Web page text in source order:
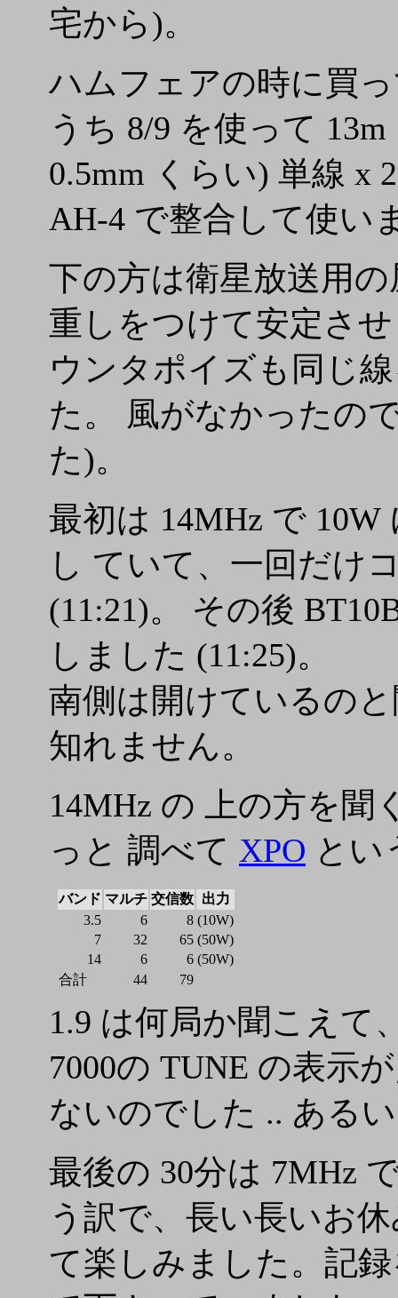
宅から)。
ハムフェアの時に買
うち 8/9 を使って
0.5mm くらい) 単線 x
AH-4 で整合して使い
下の方は衛星放送用
重しをつけて安定さ
ウンタポイズも同じ
た。 風がなかったの
た)。
最初は 14MHz で
し ていて、一回だけ
(11:21)。 その後
しました (11:25)。
南側は開けているの
知れません。
14MHz の 上の方を
っと 調べて XPO とい
バンド マルチ 交信数 出力
3.5
6 8 (10W)
7
32 65 (50W)
14
6 6 (50W)
合計
44 79
1.9 は何局か聞こえて
7000の TUNE の表示
ないのでした .. ある
最後の 30分は 7MHz
う訳で、長い長いお
て楽しみました。記